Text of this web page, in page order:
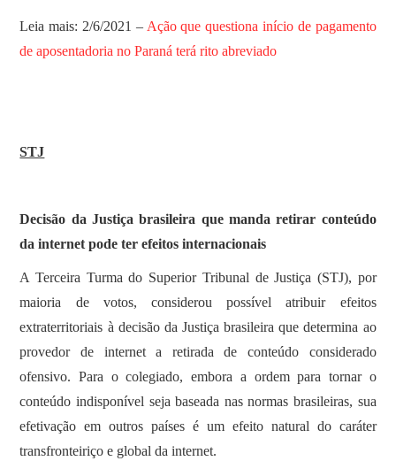
Leia mais: 2/6/2021 – Ação que questiona início de pagamento
de aposentadoria no Paraná terá rito abreviado
STJ
Decisão da Justiça brasileira que manda retirar conteúdo
da internet pode ter efeitos internacionais
A Terceira Turma do Superior Tribunal de Justiça (STJ), por
maioria de votos, considerou possível atribuir efeitos
extraterritoriais à decisão da Justiça brasileira que determina ao
provedor de internet a retirada de conteúdo considerado
ofensivo. Para o colegiado, embora a ordem para tornar o
conteúdo indisponível seja baseada nas normas brasileiras, sua
efetivação em outros países é um efeito natural do caráter
transfronteiriço e global da internet.